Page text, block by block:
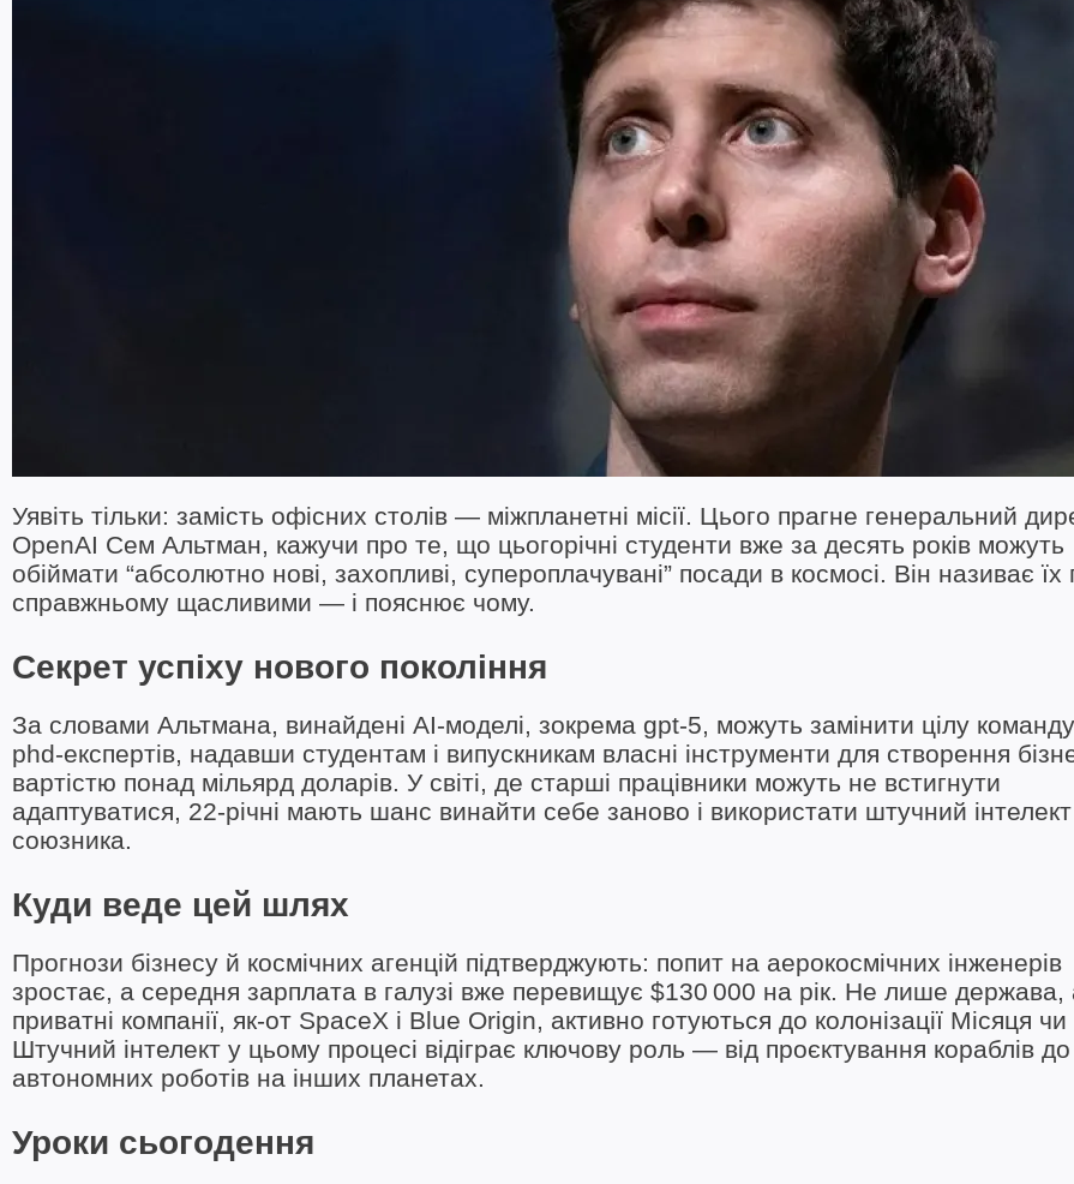
Уявіть тільки: замість офісних столів — міжпланетні місії. Цього прагне генеральний
OpenAI Сем Альтман, кажучи про те, що цьогорічні студенти вже за десять років можуть
обіймати “абсолютно нові, захопливі, супероплачувані” посади в космосі. Він називає їх
справжньому щасливими — і пояснює чому.
Секрет успіху нового покоління
За словами Альтмана, винайдені AI‑моделі, зокрема gpt‑5, можуть замінити цілу команду
phd‑експертів, надавши студентам і випускникам власні інструменти для створення
вартістю понад мільярд доларів. У світі, де старші працівники можуть не встигнути
адаптуватися, 22‑річні мають шанс винайти себе заново і використати штучний інтелект
союзника.
Куди веде цей шлях
Прогнози бізнесу й космічних агенцій підтверджують: попит на аерокосмічних інженерів
зростає, а середня зарплата в галузі вже перевищує $130 000 на рік. Не лише держава,
приватні компанії, як‑от SpaceX і Blue Origin, активно готуються до колонізації Місяця
Штучний інтелект у цьому процесі відіграє ключову роль — від проєктування кораблів до
автономних роботів на інших планетах.
Уроки сьогодення